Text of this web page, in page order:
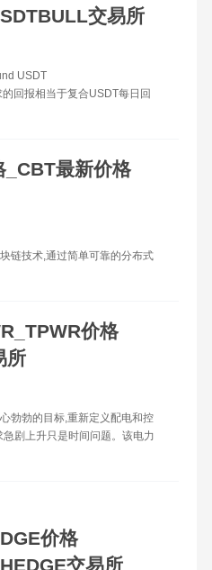
交易所
USDT
回报相当于复合USDT每日回
最新价格
链技术,通过简单可靠的分布式
价格
所
勃勃的目标,重新定义配电和控
剧上升只是时间问题。该电力
价格
交易所